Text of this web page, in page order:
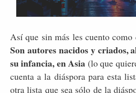
Así que sin más les cuento como
Son autores nacidos y criados,
su infancia, en Asia (lo que
cuenta a la diáspora para esta
otra lista que sea sólo de la